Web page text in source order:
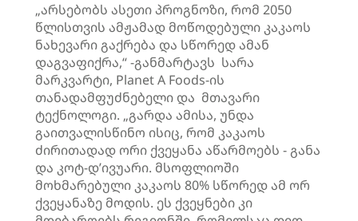
„არსებობს ასეთი პროგნოზი, რომ 2050
წლისთვის ამჟამად მოწოდებული კაკაოს
ნახევარი გაქრება და სწორედ ამან
დაგვაფიქრა,“ -განმარტავს სარა
მარკვარტი, Planet A Foods-ის
თანადამფუძნებელი და მთავარი
ტექნოლოგი. „გარდა ამისა, უნდა
გაითვალისწინო ისიც, რომ კაკაოს
ძირითადად ორი ქვეყანა აწარმოებს - განა
და კოტ-დ’ივუარი. მსოფლიოში
მოხმარებული კაკაოს 80% სწორედ ამ ორ
ქვეყანაზე მოდის. ეს ქვეყნები კი